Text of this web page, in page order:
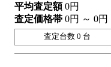
平均査定額0円
査定価格帯 0円 ～ 0円
査定台数 0 台